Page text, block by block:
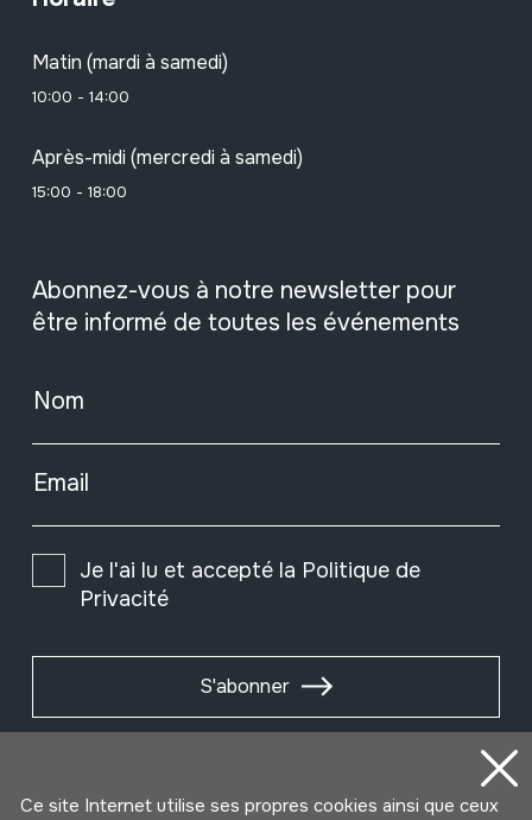
Matin (mardi à samedi)
10:00 - 14:00
Après-midi (mercredi à samedi)
15:00 - 18:00
Abonnez-vous à notre newsletter pour
être informé de toutes les événements
Nom
Email
Je l'ai lu et accepté la Politique de
Privacité
S'abonner
Ce site Internet utilise ses propres cookies ainsi que ceux